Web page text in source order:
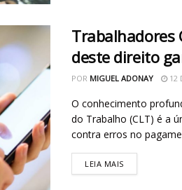
Trabalhadores
deste direito
POR MIGUEL ADONAY 12
O conhecimento
do Trabalho (CLT) é a
contra erros no
LEIA MAIS